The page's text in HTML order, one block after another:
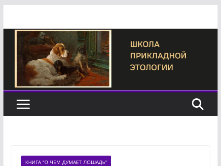
содержимому
КНИГА "О ЧЕМ ДУМАЕТ ЛОШАДЬ"